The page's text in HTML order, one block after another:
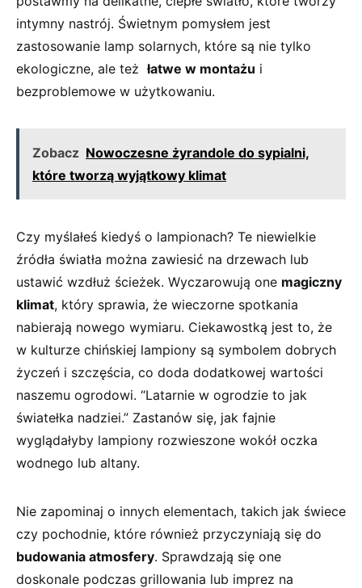
intymny nastrój. Świetnym pomysłem ⁣jest
‍zastosowanie⁣ lamp solarnych, które są nie tylko
ekologiczne, ale ⁤też ‌łatwe⁤ w montażu ⁣i
bezproblemowe w użytkowaniu.
Zobacz Nowoczesne żyrandole do sypialni,
które tworzą wyjątkowy klimat
Czy⁣ myślałeś kiedyś o ​lampionach? ⁣Te niewielkie
źródła światła można zawiesić na drzewach‌ lub
ustawić wzdłuż ⁢ścieżek. Wyczarowują one magiczny
klimat, który sprawia, że ⁣wieczorne spotkania​
nabierają nowego wymiaru.⁤ Ciekawostką jest ​to, że
w kulturze⁤ chińskiej lampiony​ są⁣ symbolem ​dobrych
życzeń i szczęścia, co doda ‌dodatkowej‍ wartości
naszemu ogrodowi. “Latarnie w ogrodzie to jak
światełka nadziei.” Zastanów się, jak fajnie
wyglądałyby⁢ lampiony rozwieszone ​wokół​ oczka
wodnego lub altany.
Nie‍ zapominaj o innych elementach, takich‌ jak świece
czy pochodnie, które ⁣również ⁤przyczyniają się do
budowania atmosfery. Sprawdzają ⁤się one
doskonale ⁣podczas grillowania‌ lub imprez na